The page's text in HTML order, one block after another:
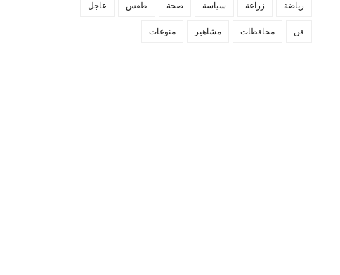
رياضة زراعة سياسة صحة طقس عاجل
فن محافظات مشاهير منوعات